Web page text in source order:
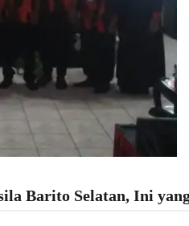
Barito Selatan, Ini